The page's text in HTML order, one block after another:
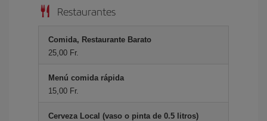
Restaurantes
Comida, Restaurante Barato
25,00 Fr.
Menú comida rápida
15,00 Fr.
Cerveza Local (vaso o pinta de 0.5 litros)